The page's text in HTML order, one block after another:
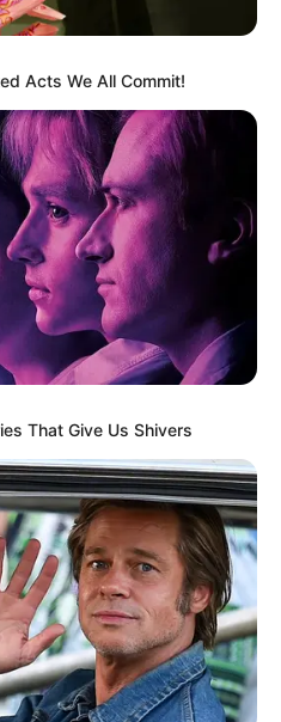
del Clan del Golfo,
y muerte de policías en
DE WHATSAPP
entre el Gaula Militar
fue capturado en la
de Cáceres, Antioquia,un
Golfo conocido con los
y “Pipe Muñoz”
los guías turísticos y
la comuna 13
Acts We All Commit!
That Give Us Shivers